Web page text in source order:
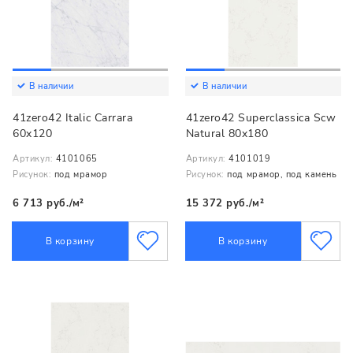
В наличии
41zero42 Italic Carrara
60x120
Артикул: 4101065
Рисунок: под мрамор
6 713 руб./м²
В корзину
В наличии
41zero42 Superclassica Scw
Natural 80x180
Артикул: 4101019
Рисунок: под мрамор, под камень
15 372 руб./м²
В корзину